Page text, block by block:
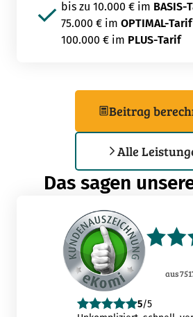
bis zu 10.000 € im BASIS-
75.000 € im OPTIMAL-Tarif
100.000 € im PLUS-Tarif
Beitrag
Alle
Das sagen
aus
5/5